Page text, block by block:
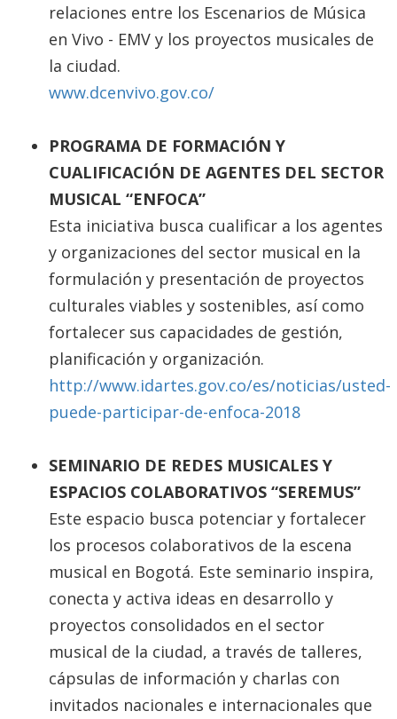
relaciones entre los Escenarios de Música
en Vivo - EMV y los proyectos musicales de
la ciudad.
www.dcenvivo.gov.co/
PROGRAMA DE FORMACIÓN Y
CUALIFICACIÓN DE AGENTES DEL SECTOR
MUSICAL “ENFOCA”
Esta iniciativa busca cualificar a los agentes
y organizaciones del sector musical en la
formulación y presentación de proyectos
culturales viables y sostenibles, así como
fortalecer sus capacidades de gestión,
planificación y organización.
http://www.idartes.gov.co/es/noticias/usted-
puede-participar-de-enfoca-2018
SEMINARIO DE REDES MUSICALES Y
ESPACIOS COLABORATIVOS “SEREMUS”
Este espacio busca potenciar y fortalecer
los procesos colaborativos de la escena
musical en Bogotá. Este seminario inspira,
conecta y activa ideas en desarrollo y
proyectos consolidados en el sector
musical de la ciudad, a través de talleres,
cápsulas de información y charlas con
invitados nacionales e internacionales que